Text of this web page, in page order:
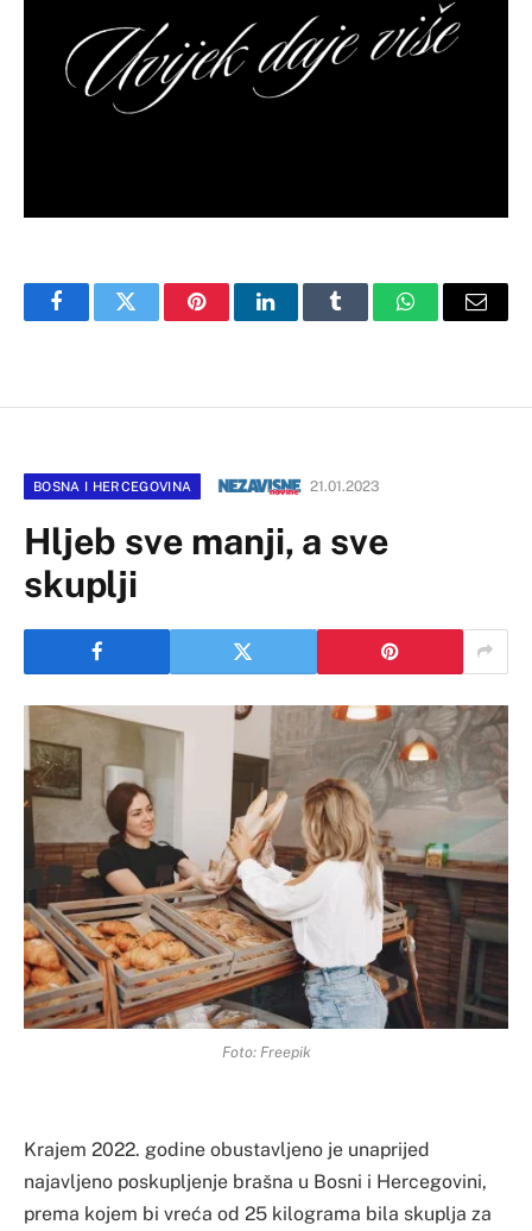
FacebookTwitter PinterestLinkedInTumblr WhatsAppEmail
BOSNA I HERCEGOVINA 21.01.2023
Hljeb sve manji, a sve
skuplji
Foto: Freepik
Krajem 2022. godine obustavljeno je unaprijed
najavljeno poskupljenje brašna u Bosni i Hercegovini,
prema kojem bi vreća od 25 kilograma bila skuplja za